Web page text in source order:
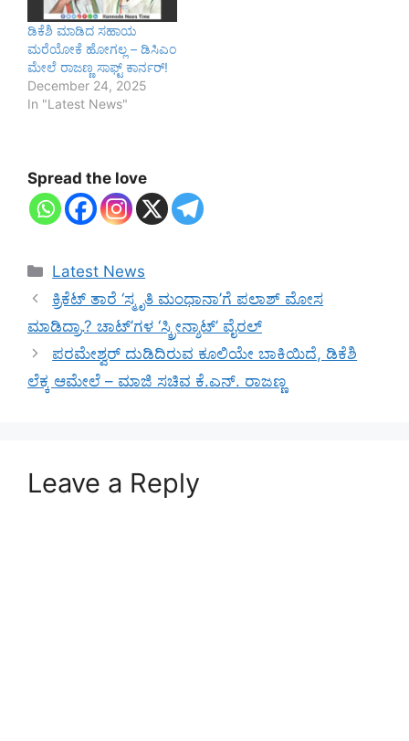
ಡಿಕೆಶಿ ಮಾಡಿದ ಸಹಾಯ
ಮರೆಯೋಕೆ ಹೋಗಲ್ಲ – ಡಿಸಿಎಂ
ಮೇಲೆ ರಾಜಣ್ಣ ಸಾಫ್ಟ್‌ ಕಾರ್ನರ್‌!
December 24, 2025
In "Latest News"
Spread the love
Categories
Latest News
ಕ್ರಿಕೆಟ್ ತಾರೆ ‘ಸ್ಮೃತಿ ಮಂಧಾನಾ’ಗೆ ಪಲಾಶ್ ಮೋಸ
ಮಾಡಿದ್ರಾ.? ಚಾಟ್’ಗಳ ‘ಸ್ಕ್ರೀನ್ಶಾಟ್’ ವೈರಲ್
ಪರಮೇಶ್ವರ್ ದುಡಿದಿರುವ ಕೂಲಿಯೇ ಬಾಕಿಯಿದೆ, ಡಿಕೆಶಿ
ಲೆಕ್ಕ ಆಮೇಲೆ – ಮಾಜಿ ಸಚಿವ ಕೆ‌.ಎನ್. ರಾಜಣ್ಣ
Leave a Reply